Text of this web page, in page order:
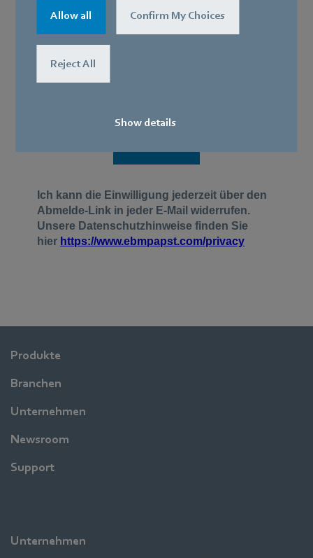
Allow all Confirm My Choices
Reject All
Show details
Produkte
Branchen
Unternehmen
Newsroom
Support
Unternehmen